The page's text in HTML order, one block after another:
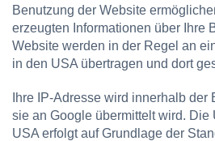
Benutzung der Website
erzeugten Informationen über Ihre
Website werden in der Regel an
in den USA übertragen und dort
Ihre IP-Adresse wird innerhalb der
sie an Google übermittelt wird. Die
USA erfolgt auf Grundlage der